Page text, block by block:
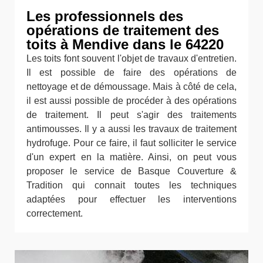
Les professionnels des
opérations de traitement des
toits à Mendive dans le 64220
Les toits font souvent l'objet de travaux d'entretien.
Il est possible de faire des opérations de
nettoyage et de démoussage. Mais à côté de cela,
il est aussi possible de procéder à des opérations
de traitement. Il peut s'agir des traitements
antimousses. Il y a aussi les travaux de traitement
hydrofuge. Pour ce faire, il faut solliciter le service
d'un expert en la matière. Ainsi, on peut vous
proposer le service de Basque Couverture &
Tradition qui connait toutes les techniques
adaptées pour effectuer les interventions
correctement.